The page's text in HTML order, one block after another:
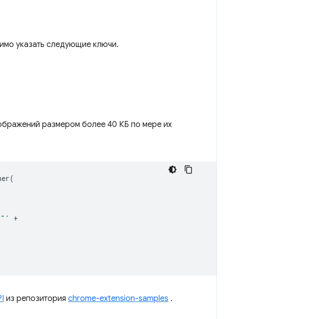
указать следующие ключи.
размером более 40 КБ по мере их
(
+
из репозитория chrome-extension-samples .